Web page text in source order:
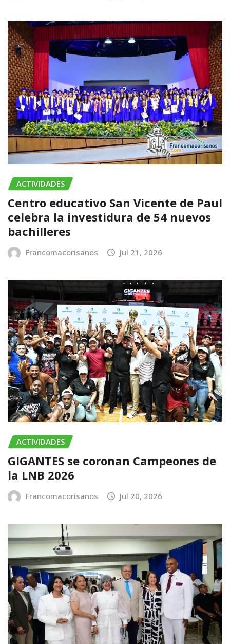
ACTIVIDADES
Centro educativo San Vicente de Paul
celebra la investidura de 54 nuevos
bachilleres
Francomacorisanos Jul 21, 2026
ACTIVIDADES
GIGANTES se coronan Campeones de
la LNB 2026
Francomacorisanos Jul 20, 2026